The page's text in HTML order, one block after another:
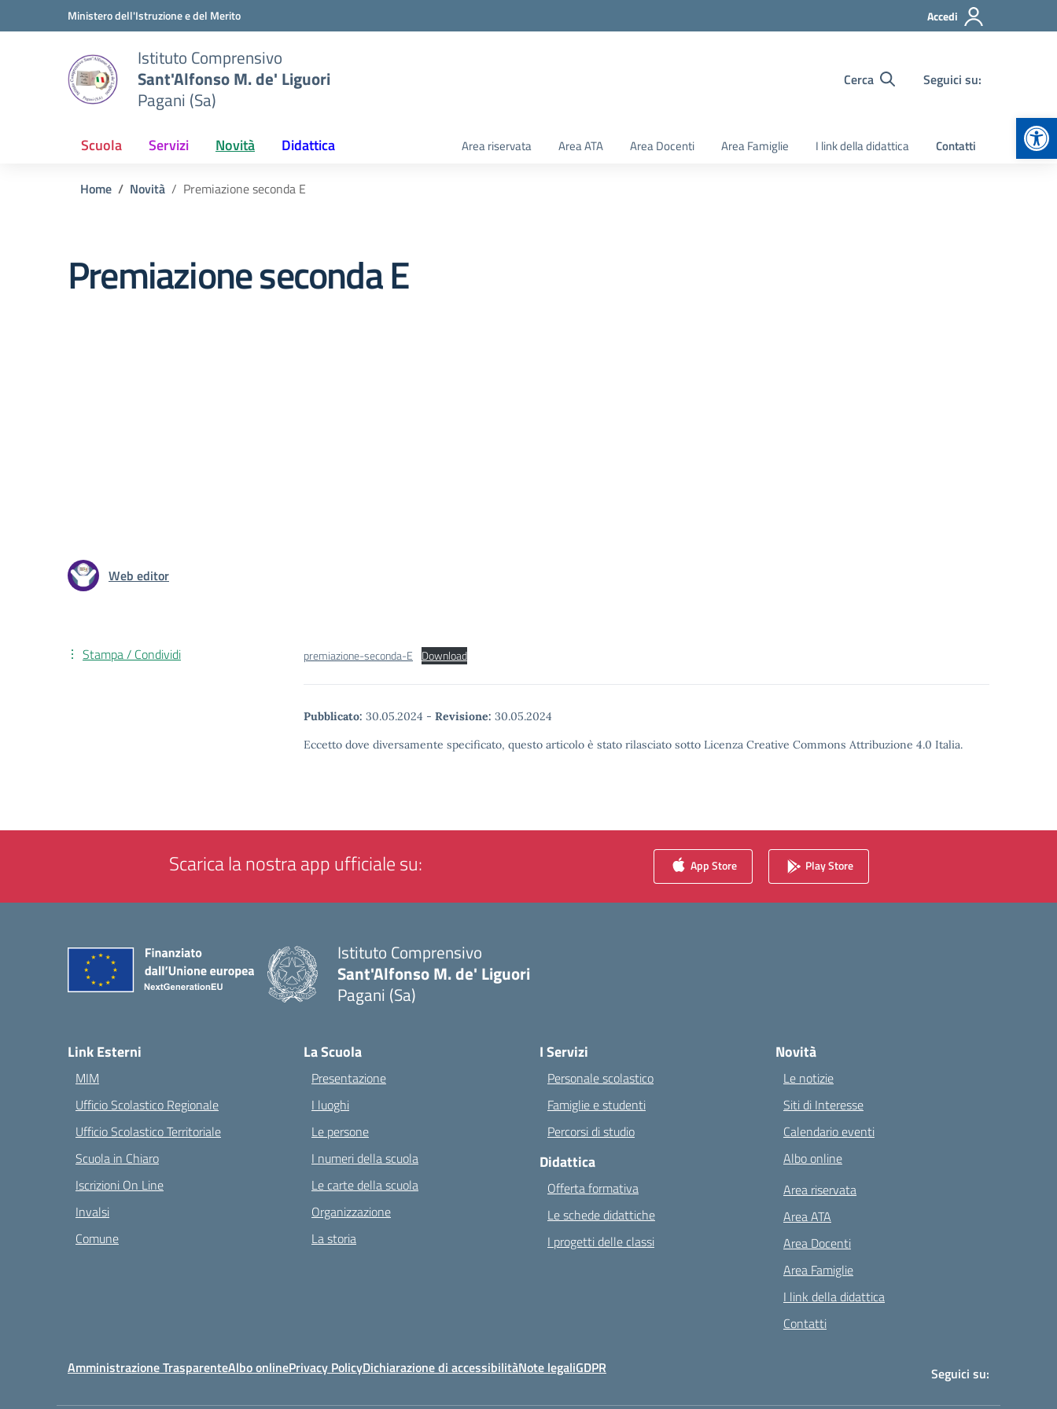
Vai ai contenuti
Vai al menu di navigazioneMinistero dell'Istruzione e del Merito Accedi
Istituto Comprensivo
Sant'Alfonso M. de' Liguori
Pagani (Sa)
Cerca Seguici su:
Scuola Servizi Novità Didattica Area riservata Area ATA Area Docenti Area Famiglie I link della didattica Contatti
Home Novità Premiazione seconda E
Premiazione seconda E
Web editor
premiazione-seconda-E Download
Pubblicato: 30.05.2024 - Revisione: 30.05.2024
Eccetto dove diversamente specificato, questo articolo è stato rilasciato sotto Licenza Creative Commons Attribuzione 4.0 Italia.
Stampa / Condividi
Scarica la nostra app ufficiale su: App Store Play Store
Istituto Comprensivo
Sant'Alfonso M. de' Liguori
Pagani (Sa)
Link Esterni
MIM
Ufficio Scolastico Regionale
Ufficio Scolastico Territoriale
Scuola in Chiaro
Iscrizioni On Line
Invalsi
Comune
La Scuola
Presentazione
I luoghi
Le persone
I numeri della scuola
Le carte della scuola
Organizzazione
La storia
I Servizi
Personale scolastico
Famiglie e studenti
Percorsi di studio
Didattica
Offerta formativa
Le schede didattiche
I progetti delle classi
Novità
Le notizie
Siti di Interesse
Calendario eventi
Albo online
Area riservata
Area ATA
Area Docenti
Area Famiglie
I link della didattica
Contatti
Amministrazione TrasparenteAlbo onlinePrivacy PolicyDichiarazione di accessibilitàNote legaliGDPR Seguici su: